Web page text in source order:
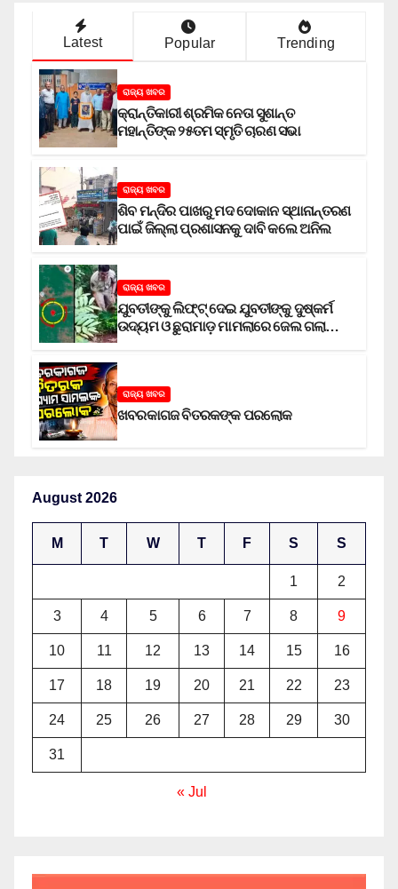
Latest Popular Trending
ରାଜ୍ୟ ଖବର
କ୍ରାନ୍ତିକାରୀ ଶ୍ରମିକ ନେତା ସୁଶାନ୍ତ
ମହାନ୍ତିଙ୍କ ୨୫ତମ ସ୍ମୃତି ଚାରଣ ସଭା
ରାଜ୍ୟ ଖବର
ଶିବ ମନ୍ଦିର ପାଖରୁ ମଦ ଦୋକାନ ସ୍ଥାନାନ୍ତରଣ
ପାଇଁ ଜିଲ୍ଲା ପ୍ରଶାସନକୁ ଦାବି କଲେ ଅନିଲ
ରାଜ୍ୟ ଖବର
ଯୁବତୀଙ୍କୁ ଲିଫ୍‌ଟ୍‌ ଦେଇ ଯୁବତୀଙ୍କୁ ଦୁଷ୍କର୍ମ
ଉଦ୍ୟମ ଓ ଛୁରାମାଡ଼ ମାମଲାରେ ଜେଲ ଗଲା
ରାଜ୍ୟ ଖବର
ଖବରକାଗଜ ବିତରକଙ୍କ ପରଲୋକ
August 2026
M T W T F S S
1 2
3 4 5 6 7 8 9
10 11 12 13 14 15 16
17 18 19 20 21 22 23
24 25 26 27 28 29 30
31
« Jul